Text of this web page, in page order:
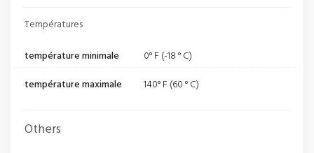
Températures
température minimale
0° F (-18 ° C)
température maximale
140° F (60 ° C)
Others